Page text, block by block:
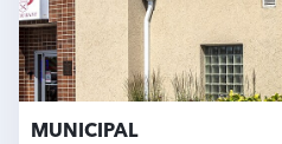
MUNICIPAL